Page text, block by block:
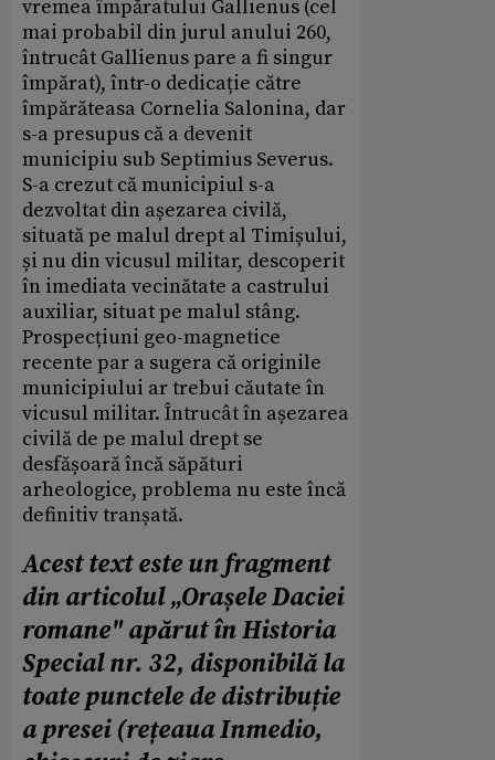
vremea împăratului Gallienus (cel
mai probabil din jurul anului 260,
întrucât Gallienus pare a fi singur
împărat), într-o dedicație către
împărăteasa Cornelia Salonina, dar
s-a presupus că a devenit
municipiu sub Septimius Severus.
S-a crezut că municipiul s-a
dezvoltat din așezarea civilă,
situată pe malul drept al Timișului,
și nu din vicusul militar, descoperit
în imediata vecinătate a castrului
auxiliar, situat pe malul stâng.
Prospecțiuni geo-magnetice
recente par a sugera că originile
municipiului ar trebui căutate în
vicusul militar. Întrucât în așezarea
civilă de pe malul drept se
desfășoară încă săpături
arheologice, problema nu este încă
definitiv tranșată.
Acest text este un fragment
din articolul „Orașele Daciei
romane" apărut în Historia
Special nr. 32, disponibilă la
toate punctele de distribuție
a presei (rețeaua Inmedio,